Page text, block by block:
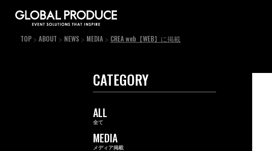
TOP ABOUT NEWS MEDIA CREA web【WEB】に掲載
CATEGORY
ALL
全て
MEDIA
メディア掲載